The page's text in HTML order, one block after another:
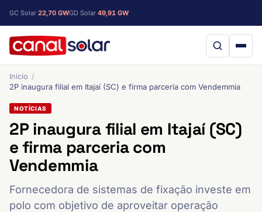
GC Solar 22,70 GWGD Solar 49,91 GW
Início
2P inaugura filial em Itajaí (SC) e firma parceria com Vendemmia
NOTÍCIAS
2P inaugura filial em Itajaí (SC)
e firma parceria com
Vendemmia
Fornecedora de sistemas de fixação investe em
polo com objetivo de aproveitar operação